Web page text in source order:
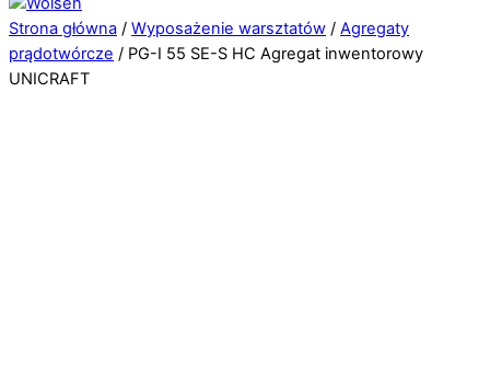
Strona główna / Wyposażenie warsztatów / Agregaty
prądotwórcze / PG-I 55 SE-S HC Agregat inwentorowy
UNICRAFT